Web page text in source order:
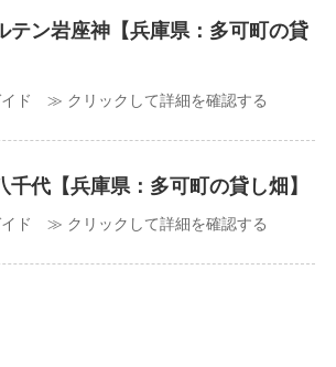
テン岩座神【兵庫県：多可町の貸
イド ≫ クリックして詳細を確認する
千代【兵庫県：多可町の貸し畑】
イド ≫ クリックして詳細を確認する